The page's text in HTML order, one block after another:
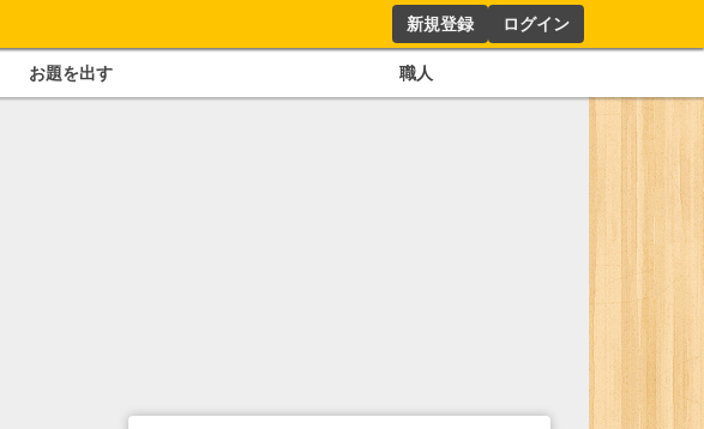
新規登録 ログイン
お題を出す 職人